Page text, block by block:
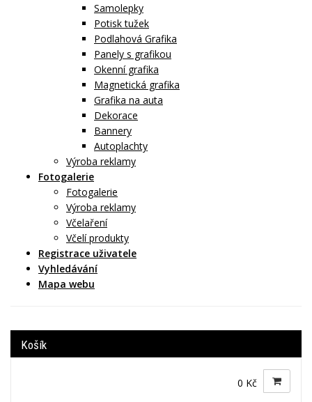
Samolepky
Potisk tužek
Podlahová Grafika
Panely s grafikou
Okenní grafika
Magnetická grafika
Grafika na auta
Dekorace
Bannery
Autoplachty
Výroba reklamy
Fotogalerie
Fotogalerie
Výroba reklamy
Včelaření
Včelí produkty
Registrace uživatele
Vyhledávání
Mapa webu
Košík
0 Kč